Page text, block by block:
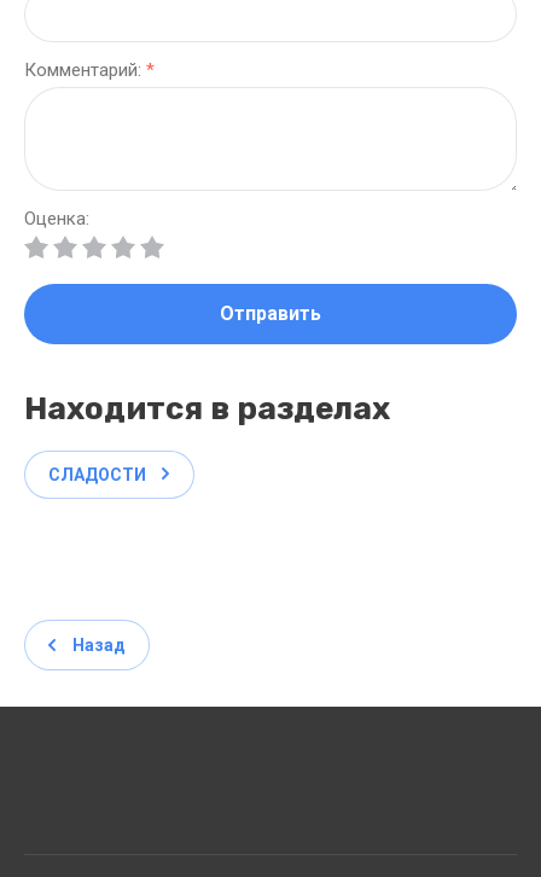
Комментарий: *
Оценка:
Отправить
Находится в разделах
СЛАДОСТИ
Назад